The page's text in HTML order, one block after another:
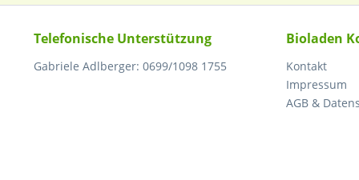
Telefonische Unterstützung
Gabriele Adlberger: 0699/1098 1755
Bioladen
Kontakt
Impressum
AGB &